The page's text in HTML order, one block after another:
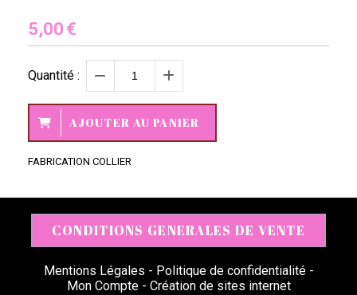
5,00 €
Quantité :
AJOUTER AU PANIER
FABRICATION COLLIER
CONDITIONS GENERALES DE VENTE
Mentions Légales
Politique de confidentialité
Mon Compte
Création de sites internet